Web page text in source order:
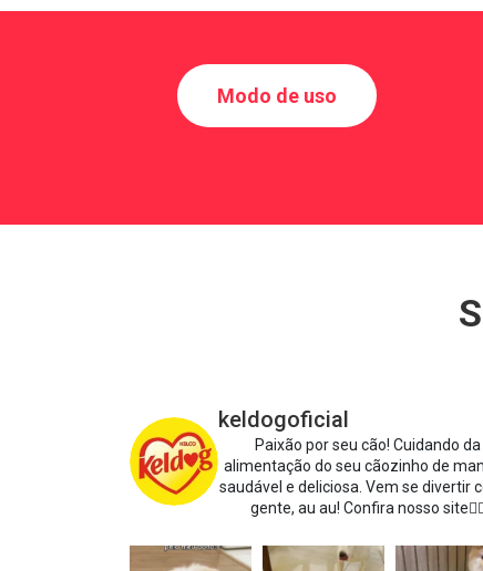
Modo de uso
keldogoficial
Paixão por seu cão! Cuidando da
alimentação do seu cãozinho de
saudável e deliciosa. Vem se divertir
gente, au au! Confira nosso